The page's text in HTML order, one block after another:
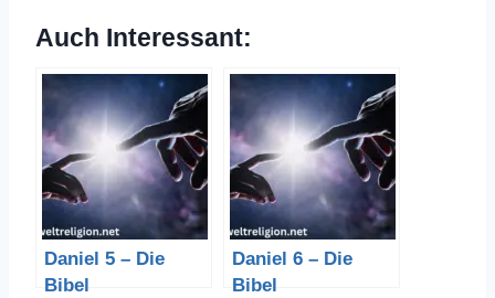
Auch Interessant:
Daniel 5 – Die
Bibel
Daniel 6 – Die
Bibel